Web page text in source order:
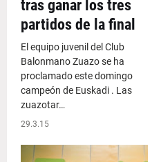
tras ganar los tres
partidos de la final
El equipo juvenil del Club
Balonmano Zuazo se ha
proclamado este domingo
campeón de Euskadi . Las
zuazotar…
29.3.15